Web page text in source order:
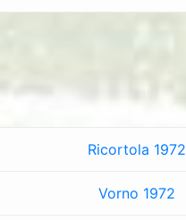
Ricortola 1972
Vorno 1972